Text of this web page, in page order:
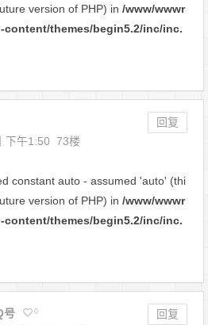
version of PHP) in/www/wwwr
content/themes/begin5.2/inc/inc.
回复
下午1:50 73楼
constant auto - assumed 'auto' (thi
version of PHP) in/www/wwwr
content/themes/begin5.2/inc/inc.
号 0
回复